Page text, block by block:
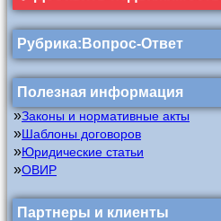
Рубрика:Вопрос-Ответ
Полезная информация
»Законы и нормативные акты
»Шаблоны договоров
»Юридические статьи
»ОВИР
Партнеры и клиенты